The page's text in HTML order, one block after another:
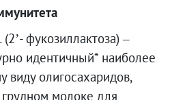
фукозиллактоза) –
идентичный* наиболее
виду олигосахаридов,
молоке для